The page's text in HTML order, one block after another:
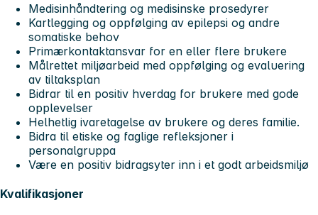
Medisinhåndtering og medisinske prosedyrer
Kartlegging og oppfølging av epilepsi og andre
somatiske behov
Primærkontaktansvar for en eller flere brukere
Målrettet miljøarbeid med oppfølging og evaluering
av tiltaksplan
Bidrar til en positiv hverdag for brukere med gode
opplevelser
Helhetlig ivaretagelse av brukere og deres familie.
Bidra til etiske og faglige refleksjoner i
personalgruppa
Være en positiv bidragsyter inn i et godt arbeidsmiljø
Kvalifikasjoner